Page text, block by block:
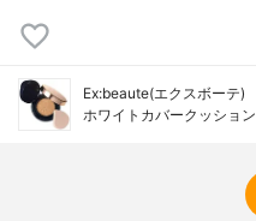
カラー展開数
全3色
Ex:beaute(エクスボーテ)
ホワイトカバークッション